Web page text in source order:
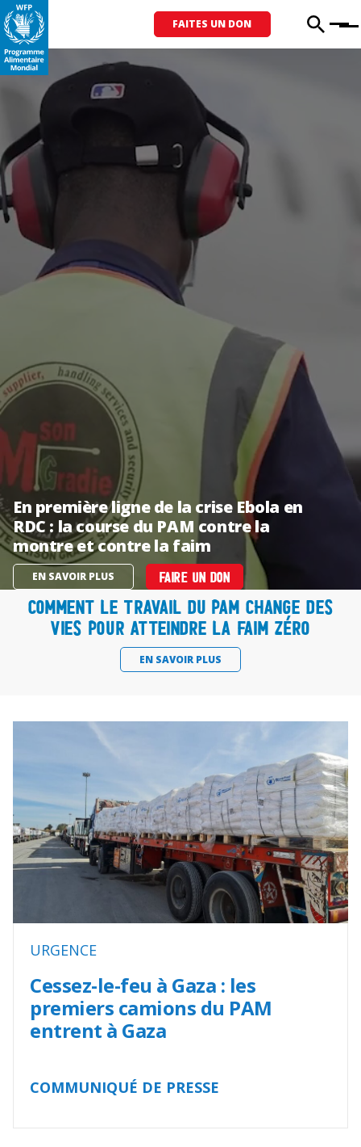
FAITES UN DON Menu
En première ligne de la crise Ebola en
RDC : la course du PAM contre la
montre et contre la faim
EN SAVOIR PLUS FAIRE UN DON
Comment le travail du PAM change des
vies pour atteindre la faim zéro
EN SAVOIR PLUS
URGENCE
Cessez-le-feu à Gaza : les
premiers camions du PAM
entrent à Gaza
COMMUNIQUÉ DE PRESSE